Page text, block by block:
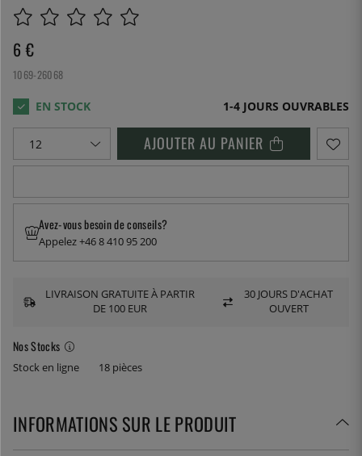
6 €
1069-26068
1-4 JOURS OUVRABLES
AJOUTER AU PANIER
Nos Stocks
Stock en ligne 18 pièces
Avez-vous besoin de conseils?
Appelez +46 8 410 95 200
LIVRAISON GRATUITE À PARTIR
DE 100 EUR
30 JOURS D'ACHAT
OUVERT
INFORMATIONS SUR LE PRODUIT